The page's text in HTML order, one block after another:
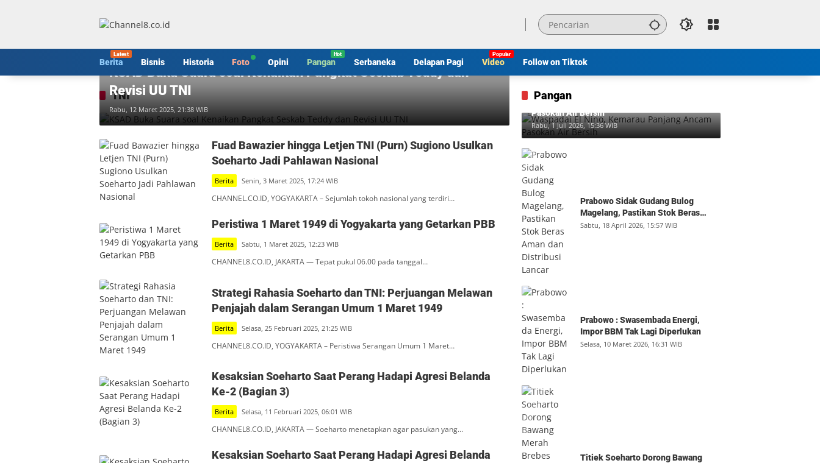
Berita Bisnis Historia Foto Opini Pangan Serbaneka Delapan Pagi Video Follow on Tiktok
TNI
Berita
KSAD Buka Suara soal Kenaikan Pangkat Seskab Teddy dan
Revisi UU TNI
Rabu, 12 Maret 2025, 21:38 WIB
Fuad Bawazier hingga Letjen TNI (Purn) Sugiono Usulkan
Soeharto Jadi Pahlawan Nasional
Berita Senin, 3 Maret 2025, 17:24 WIB
CHANNEL.CO.ID, YOGYAKARTA – Sejumlah tokoh nasional yang terdiri…
Peristiwa 1 Maret 1949 di Yogyakarta yang Getarkan PBB
Berita Sabtu, 1 Maret 2025, 12:23 WIB
CHANNEL8.CO.ID, JAKARTA — Tepat pukul 06.00 pada tanggal…
Strategi Rahasia Soeharto dan TNI: Perjuangan Melawan
Penjajah dalam Serangan Umum 1 Maret 1949
Berita Selasa, 25 Februari 2025, 21:25 WIB
CHANNEL8.CO.ID, YOGYAKARTA – Peristiwa Serangan Umum 1 Maret…
Kesaksian Soeharto Saat Perang Hadapi Agresi Belanda
Ke-2 (Bagian 3)
Berita Selasa, 11 Februari 2025, 06:01 WIB
CHANNEL8.CO.ID, JAKARTA — Soeharto menetapkan agar pasukan yang…
Kesaksian Soeharto Saat Perang Hadapi Agresi Belanda
Pangan
Waspadai El Nino, Kemarau Panjang Ancam
Pasokan Air Bersih
Rabu, 1 Juli 2026, 15:36 WIB
Prabowo Sidak Gudang Bulog
Magelang, Pastikan Stok Beras
Aman dan Distribusi Lancar
Sabtu, 18 April 2026, 15:57 WIB
Prabowo : Swasembada Energi,
Impor BBM Tak Lagi Diperlukan
Selasa, 10 Maret 2026, 16:31 WIB
Titiek Soeharto Dorong Bawang